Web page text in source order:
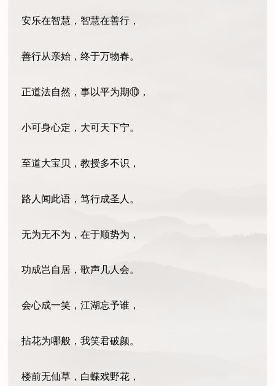
安乐在智慧，智慧在善行，
善行从亲始，终于万物春。
正道法自然，事以平为期⑩，
小可身心定，大可天下宁。
至道大宝贝，教授多不识，
路人闻此语，笃行成圣人。
无为无不为，在于顺势为，
功成岂自居，歌声几人会。
会心成一笑，江湖忘予谁，
拈花为哪般，我笑君破颜。
楼前无仙草，白蝶戏野花，